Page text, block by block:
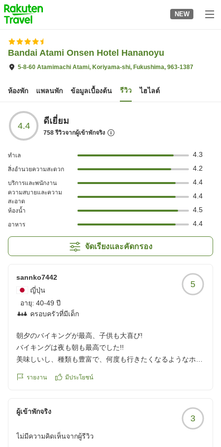
to
top
page
NEW
Bandai Atami Onsen Hotel Hananoyu
5-8-60 Atamimachi Atami, Koriyama-shi, Fukushima, 963-1387
ห้องพัก แพลนพัก ข้อมูลเบื้องต้น รีวิว ไฮไลต์
4.4 ดีเยี่ยม
758รีวิวจากผู้เข้าพักจริง
ทำเล 4.3
สิ่งอำนวยความสะดวก 4.2
บริการและพนักงาน 4.4
ความสบายและความ
สะอาด
4.4
ห้องน้ำ 4.5
อาหาร 4.4
จัดเรียงและคัดกรอง
sannko7442
ญี่ปุ่น
อายุ: 40-49 ปี
ครอบครัวที่มีเด็ก
5
朝夕のバイキングが最高、子供も大喜び!
バイキングは夜も朝も最高でした!!
美味しいし、種類も豊富で、何度も行きたくなるようなホテ
子供達もマシュマロにチョコをつけて食べたり、アイス、か
クチコミの詳細はこちらから
https://review.travel.rakuten.co.jp/hotel/voice/15988?
reviewId=33123478610529
รายงาน มีประโยชน์
ผู้เข้าพักจริง
3
ไม่มีความคิดเห็นจากผู้รีวิว